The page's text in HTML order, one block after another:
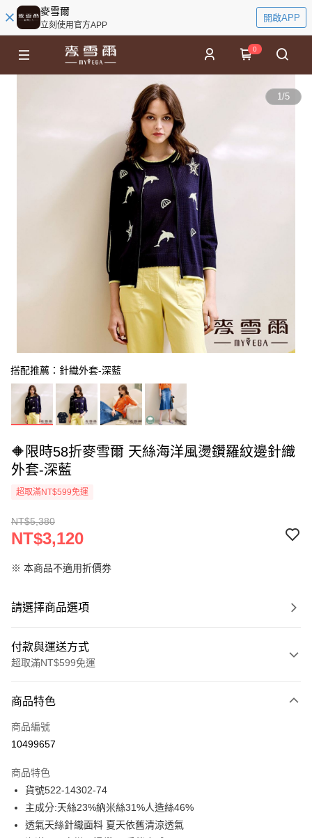
麥雪爾
立刻使用官方APP
開啟APP
0
1/5
搭配推薦：針織外套-深藍
🔶限時58折麥雪爾 天絲海洋風燙鑽羅紋邊針織
外套-深藍
超取滿NT$599免運
NT$5,380
NT$3,120
※ 本商品不適用折價券
請選擇商品選項
付款與運送方式
超取滿NT$599免運
信用卡一次付款
信用卡分期付款
合作金庫商業銀行
華南商業銀行
上海商業儲蓄銀行
台北富邦商業銀行
國泰世華商業銀行
兆豐國際商業銀行
超商取貨付款
LINE Pay
Apple Pay
商品特色
商品編號
10499657
商品特色
貨號522-14302-74
主成分:天絲23%納米絲31%人造絲46%
透氣天絲針織面料 夏天依舊清涼透氣